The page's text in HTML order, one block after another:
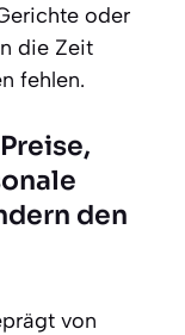
oder
die Zeit
fehlen.
den
von